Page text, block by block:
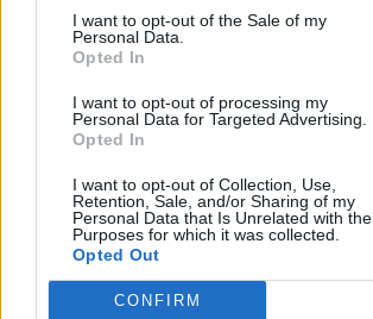
I want to opt-out of the Sale of my
Personal Data.
Opted In
I want to opt-out of processing my
Personal Data for Targeted Advertising.
Opted In
I want to opt-out of Collection, Use,
Retention, Sale, and/or Sharing of my
Personal Data that Is Unrelated with the
Purposes for which it was collected.
Opted Out
CONFIRM